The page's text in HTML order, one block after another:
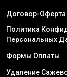
Договор-Оферта
Политика
Персональных
Формы Оплаты
Удаление